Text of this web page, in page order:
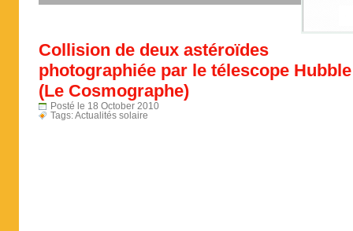
Collision de deux astéroïdes
photographiée par le télescope Hubble
(Le Cosmographe)
Posté le 18 October 2010
Tags:Actualités solaire